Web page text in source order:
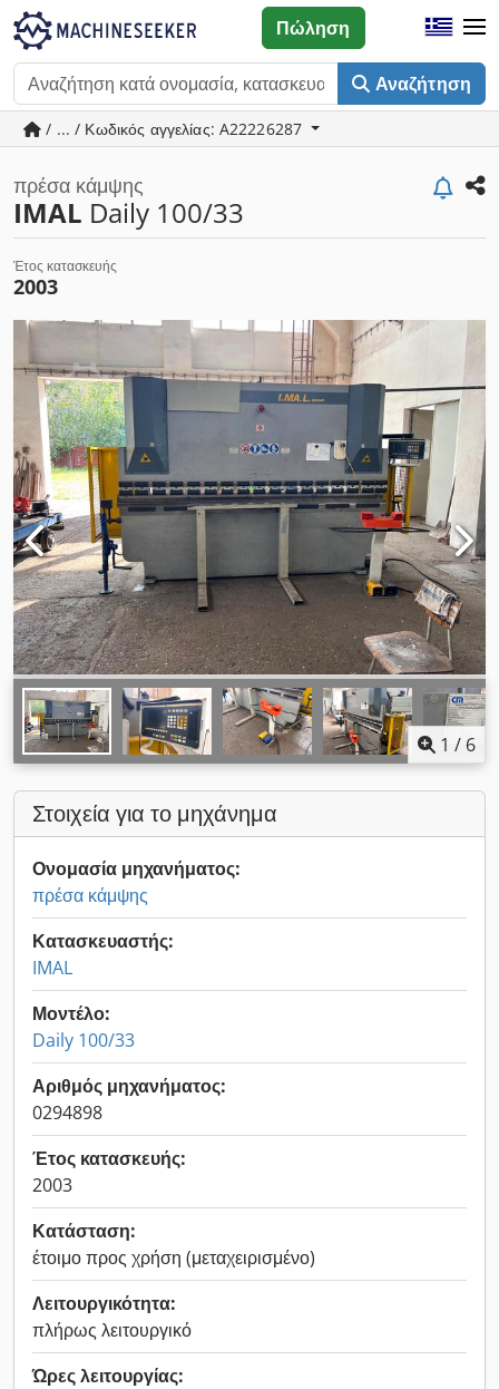
Αναζήτηση
Πώληση
/ ... / Κωδικός αγγελίας: A22226287
πρέσα κάμψης
IMAL Daily 100/33
Έτος κατασκευής
2003
1 / 6
Στοιχεία για το μηχάνημα
Ονομασία μηχανήματος:
πρέσα κάμψης
Κατασκευαστής:
IMAL
Μοντέλο:
Daily 100/33
Αριθμός μηχανήματος:
0294898
Έτος κατασκευής:
2003
Κατάσταση:
έτοιμο προς χρήση (μεταχειρισμένο)
Λειτουργικότητα:
πλήρως λειτουργικό
Ώρες λειτουργίας: